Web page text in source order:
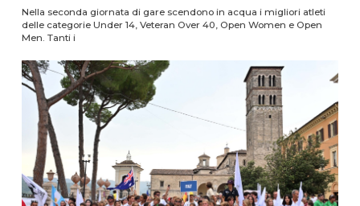
Nella seconda giornata di gare scendono in acqua i migliori atleti
delle categorie Under 14, Veteran Over 40, Open Women e Open
Men. Tanti i